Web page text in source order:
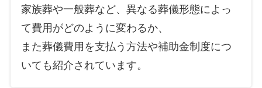
家族葬や一般葬など、異なる葬儀形態によっ
て費用がどのように変わるか、
また葬儀費用を支払う方法や補助金制度につ
いても紹介されています。